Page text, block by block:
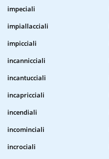
impeciali
impiallacciali
impicciali
incannicciali
incantucciali
incapricciali
incendiali
incominciali
incrociali